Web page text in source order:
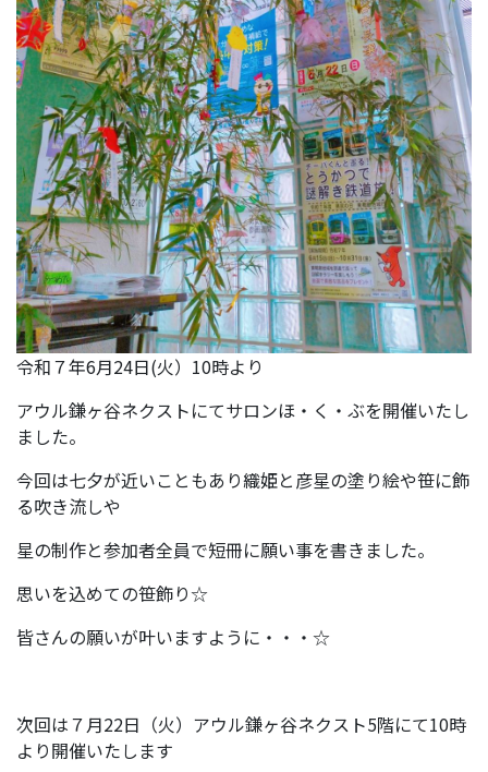
令和７年6月24日(火）10時より
アウル鎌ヶ谷ネクストにてサロンほ・く・ぶを開催いたし
ました。
今回は七夕が近いこともあり織姫と彦星の塗り絵や笹に飾
る吹き流しや
星の制作と参加者全員で短冊に願い事を書きました。
思いを込めての笹飾り☆
皆さんの願いが叶いますように・・・☆
次回は７月22日（火）アウル鎌ヶ谷ネクスト5階にて10時
より開催いたします